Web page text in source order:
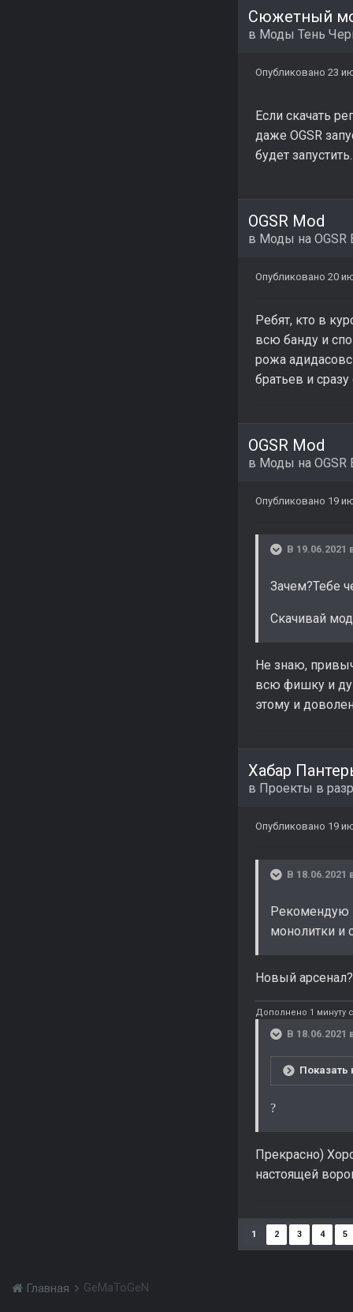
Сюжетный
в Моды Тень
Опубликовано 23
Если скачать
даже OGSR
будет
OGSR Mod
в Моды на OGSR
Опубликовано 20
Ребят, кто в
всю банду и
рожа
братьев и
OGSR Mod
в Моды на OGSR
Опубликовано 19
В 19.06.2021
Зачем?Тебе
Скачивай
Не знаю,
всю фишку и
этому и
Хабар
в Проекты в
Опубликовано 19
В 18.06.2021
Рекомендую
монолитки и
Новый
Дополнено 1 минуту
В 18.06.2021
Показать
?
Прекрасно)
настоящей
1 2 3 4 5
Главная GeMaToGeN